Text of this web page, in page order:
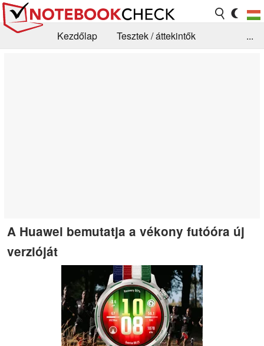
Kezdőlap
Tesztek / áttekintők
...
A Huawei bemutatja a vékony futóóra új
verzióját